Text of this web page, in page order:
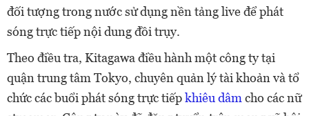
đối tượng trong nước sử dụng nền tảng live để phát
sóng trực tiếp nội dung đồi trụy.
Theo điều tra, Kitagawa điều hành một công ty tại
quận trung tâm Tokyo, chuyên quản lý tài khoản và tổ
chức các buổi phát sóng trực tiếpkhiêu dâmcho các nữ